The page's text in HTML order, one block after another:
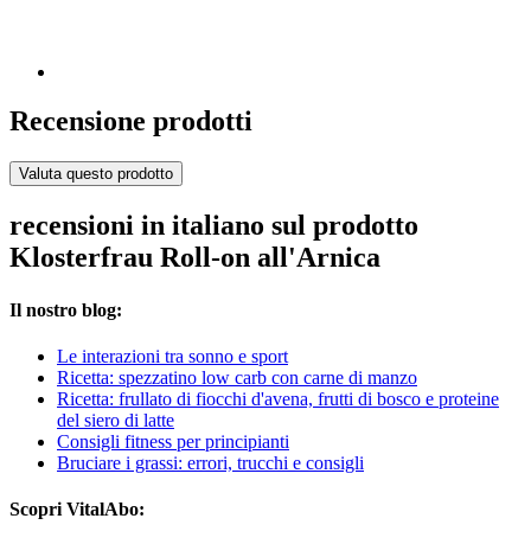
Recensione prodotti
Valuta questo prodotto
recensioni in italiano sul prodotto
Klosterfrau Roll-on all'Arnica
Il nostro blog:
Le interazioni tra sonno e sport
Ricetta: spezzatino low carb con carne di manzo
Ricetta: frullato di fiocchi d'avena, frutti di bosco e proteine
del siero di latte
Consigli fitness per principianti
Bruciare i grassi: errori, trucchi e consigli
Scopri VitalAbo: